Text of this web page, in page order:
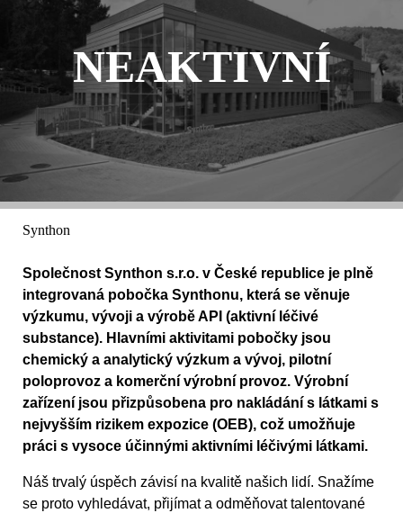
NEAKTIVNÍ
Synthon
Společnost Synthon s.r.o. v České republice je plně
integrovaná pobočka Synthonu, která se věnuje
výzkumu, vývoji a výrobě API (aktivní léčivé
substance). Hlavními aktivitami pobočky jsou
chemický a analytický výzkum a vývoj, pilotní
poloprovoz a komerční výrobní provoz. Výrobní
zařízení jsou přizpůsobena pro nakládání s látkami s
nejvyšším rizikem expozice (OEB), což umožňuje
práci s vysoce účinnými aktivními léčivými látkami.
Náš trvalý úspěch závisí na kvalitě našich lidí. Snažíme
se proto vyhledávat, přijímat a odměňovat talentované